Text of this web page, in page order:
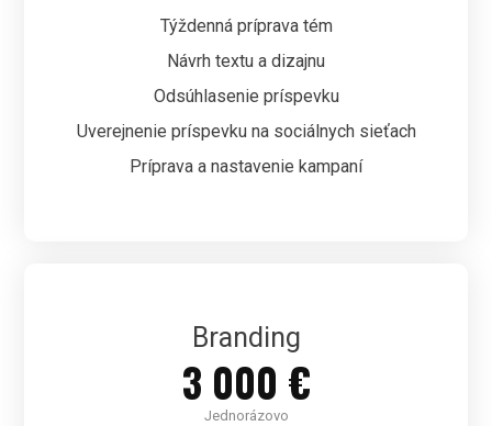
Týždenná príprava tém
Návrh textu a dizajnu
Odsúhlasenie príspevku
Uverejnenie príspevku na sociálnych sieťach
Príprava a nastavenie kampaní
Branding
3 000 €
Jednorázovo